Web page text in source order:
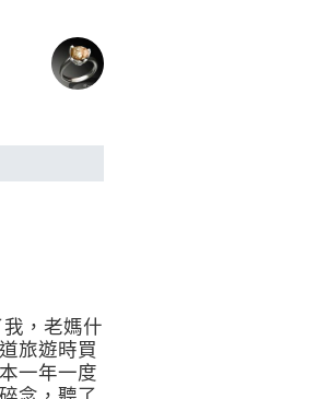
，老媽什
旅遊時買
一年一度